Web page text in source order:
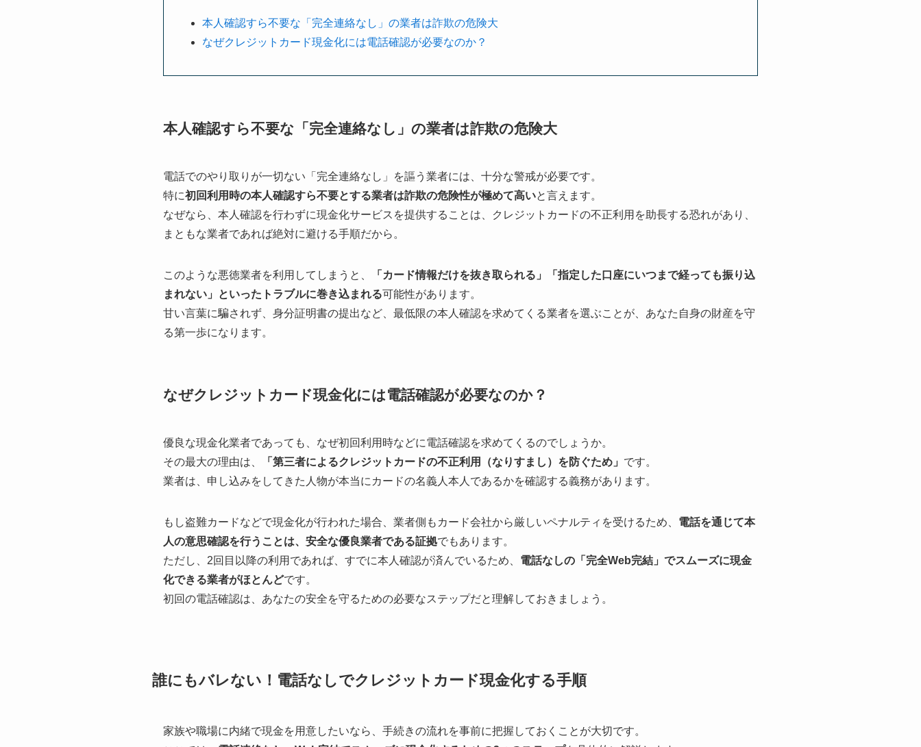
本人確認すら不要な「完全連絡なし」の業者は詐欺の危険大
なぜクレジットカード現金化には電話確認が必要なのか？
本人確認すら不要な「完全連絡なし」の業者は詐欺の危険大
電話でのやり取りが一切ない「完全連絡なし」を謳う業者には、十分な警戒が必要です。
特に初回利用時の本人確認すら不要とする業者は詐欺の危険性が極めて高いと言えます。
なぜなら、本人確認を行わずに現金化サービスを提供することは、クレジットカードの不正利用を助長する恐れがあり、
まともな業者であれば絶対に避ける手順だから。
このような悪徳業者を利用してしまうと、
「カード情報だけを抜き取られる」「指定した口座にいつまで経っても振り込
まれない」といったトラブルに巻き込まれる可能性があります。
甘い言葉に騙されず、身分証明書の提出など、最低限の本人確認を求めてくる業者を選ぶことが、あなた自身の財産を守
る第一歩になります。
なぜクレジットカード現金化には電話確認が必要なのか？
優良な現金化業者であっても、なぜ初回利用時などに電話確認を求めてくるのでしょうか。
その最大の理由は、
「第三者によるクレジットカードの不正利用（なりすまし）を防ぐため」 です。
業者は、申し込みをしてきた人物が本当にカードの名義人本人であるかを確認する義務があります。
もし盗難カードなどで現金化が行われた場合、業者側もカード会社から厳しいペナルティを受けるため、 電話を通じて本
人の意思確認を行うことは、安全な優良業者である証拠でもあります。
ただし、2回目以降の利用であれば、すでに本人確認が済んでいるため、 電話なしの「完全Web完結」でスムーズに現金
化できる業者がほとんどです。
初回の電話確認は、あなたの安全を守るための必要なステップだと理解しておきましょう。
誰にもバレない！電話なしでクレジットカード現金化する手順
家族や職場に内緒で現金を用意したいなら、手続きの流れを事前に把握しておくことが大切です。